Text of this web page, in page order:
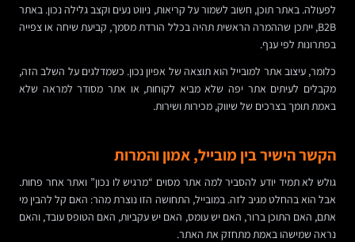
לפעולה. באתר תוכן, חשוב לשמור על קריאות, ניווט נעים וקצב גלילה נכון. באתר
B2B, ייתכן שההמרה הראשית תהיה בכלל הורדת מסמך, קביעת שיחה או צפייה
בפתרונות לפי ענף.
כלומר, עיצוב אתר למובייל הוא תוצאה של אפיון נכון. כשמדלגים על השלב הזה,
מקבלים לעיתים אתר יפה שלא מביא לקוחות, או אתר מסודר למראה שלא
באמת תומך בצרכים של שיווק, מכירות ושירות.
הקשר הישיר בין מובייל, אמון והמרות
גולש לא תמיד יודע להסביר למה אתר מסוים “מרגיש לו נכון” ואתר אחר פחות.
אבל הוא בהחלט מגיב לזה. במובייל, התחושה הזו נוצרת מהר: האם קל להבין מי
אתם, האם התוכן ברור, האם יש עומס, האם יש עקביות, האם הטופס עובד, והאם
נראה שמישהו באמת מתחזק את האתר.